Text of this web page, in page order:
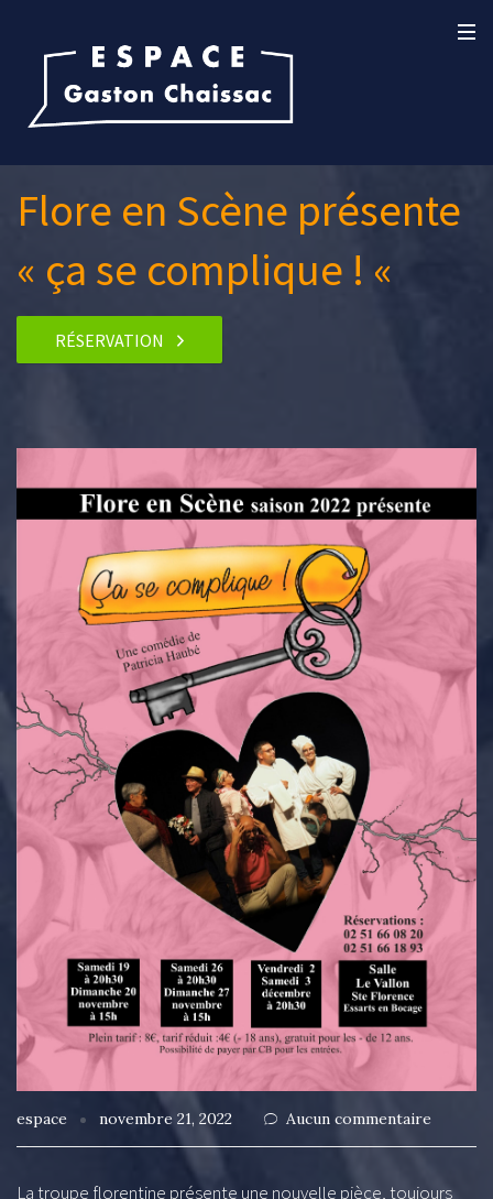
Flore en Scène présente
« ça se complique ! «
RÉSERVATION
espace novembre 21, 2022 Aucun commentaire
La troupe florentine présente une nouvelle pièce, toujours